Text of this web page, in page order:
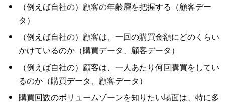
（例えば自社の）顧客の年齢層を把握する（顧客デー
タ）
（例えば自社の）顧客は、一回の購買金額にどのくらい
かけているのか（購買データ、顧客データ）
（例えば自社の）顧客は、一人あたり何回購買をしてい
るのか（購買データ、顧客データ）
購買回数のボリュームゾーンを知りたい場面は、特に多